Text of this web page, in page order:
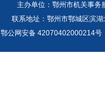
主办单位：鄂州市机关事
联系地址：鄂州市鄂城区滨
鄂公网安备 42070402000214号